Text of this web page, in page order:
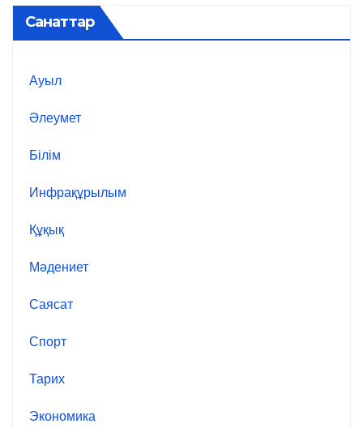
Санаттар
Ауыл
Әлеумет
Білім
Инфрақұрылым
Құқық
Мәдениет
Саясат
Спорт
Тарих
Экономика